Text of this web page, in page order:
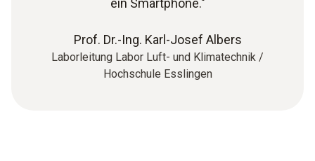
ein Smartphone."
Prof. Dr.-Ing. Karl-Josef Albers
Laborleitung Labor Luft- und Klimatechnik /
Hochschule Esslingen